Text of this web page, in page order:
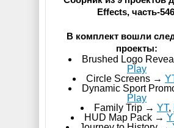
Effects, часть-
В комплект вошли
проекты:
Brushed Logo
Play
Circle Screens →
Dynamic Sport
Play
Family Trip → YT,
HUD Map Pack →